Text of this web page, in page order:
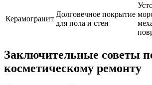
Керамогранит
Долговечное покрытие
для пола и стен
Заключительные советы
косметическому ремонту